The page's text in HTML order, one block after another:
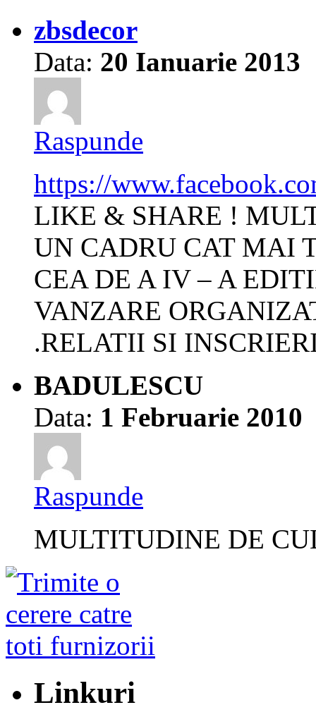
zbsdecor
Data: 20 Ianuarie 2013
Raspunde
https://
LIKE & SHARE !
UN CADRU CAT MAI
CEA DE A IV – A
VANZARE
.RELATII SI
BADULESCU
Data: 1 Februarie 2010
Raspunde
MULTITUDINE DE
Linkuri